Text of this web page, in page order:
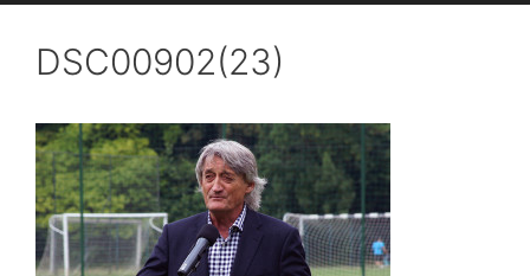
DSC00902(23)